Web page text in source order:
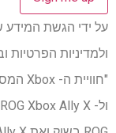
על ידי הגשת
ולמדיניות הפרטיות ובגיל 16